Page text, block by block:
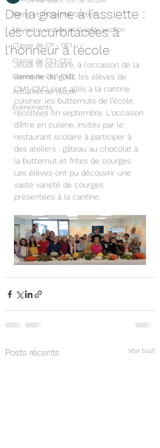
Petite et moyenne Section
Moyenne section et Grande section
Classe de CP - CE1
Classe de CE1-CE2
Classe de CM1-CM2
Actualités de l'école
Évènements
De la graine à l'assiette :
les cucurbitacées à
l'honneur à l'école
Jeudi 19 octobre, à l'occasion de la
semaine du goût, les élèves de
CM1-CM2 sont allés à la cantine
cuisiner les butternuts de l'école,
récoltées fin septembre. L'occasion
d'être en cuisine, invités par le
restaurant scolaire à participer à
des ateliers : gâteau au chocolat à
la butternut et frites de courges.
Les élèves ont pu découvrir une
vaste variété de courges
présentées à la cantine.
Posts récents Voir tout